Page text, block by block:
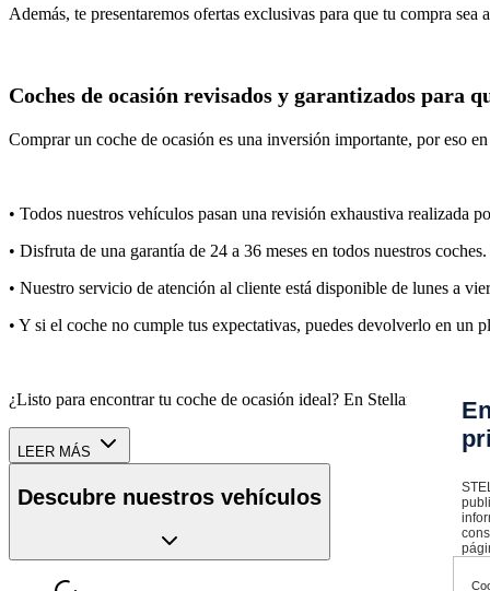
Además, te presentaremos ofertas exclusivas para que tu compra sea
Coches de ocasión revisados y garantizados para
Comprar un coche de ocasión es una inversión importante, por eso
• Todos nuestros vehículos pasan una revisión exhaustiva realizada
• Disfruta de una garantía de 24 a 36 meses en todos nuestros coches.
• Nuestro servicio de atención al cliente está disponible de lunes a
• Y si el coche no cumple tus expectativas, puedes devolverlo en un
¿Listo para encontrar tu coche de ocasión ideal? En Stellantis &You
LEER MÁS
Descubre nuestros vehículos